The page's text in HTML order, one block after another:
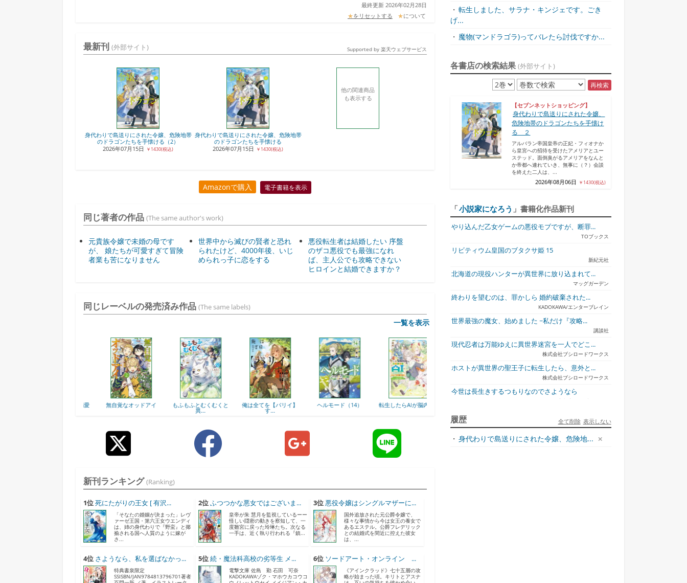
最終更新 2026年02月28日
★をリセットする ★について
最新刊 (外部サイト) Supported by 楽天ウェブサービス
身代わりで島送りにされた令嬢、危険地帯
のドラゴンたちを手懐ける（2）
2026年07月15日
￥1430(税込)
身代わりで島送りにされた令嬢、危険地帯
のドラゴンたちを手懐ける
2026年07月15日
￥1430(税込)
他の関連商品
も表示する
Amazonで購入 電子書籍を表示
同じ著者の作品 (The same author's work)
元貴族令嬢で未婚の母です
が、 娘たちが可愛すぎて冒険
者業も苦になりません
世界中から滅びの賢者と恐れ
られたけど、4000年後、いじ
められっ子に恋をする
悪役転生者は結婚したい 序盤
のザコ悪役でも最強になれ
ば、主人公でも攻略できない
ヒロインと結婚できますか？
同じレーベルの発売済み作品 (The same labels)
一覧を表示
無自覚なオッドアイ もふもふとむくむくと
異...
俺は全てを【パリイ】
す...
ヘルモード（14） 転生したらAIが脳内に...
新刊ランキング (Ranking)
1位 死にたがりの王女 [ 有沢...
「そなたの婚姻が決まった」レヴ
ァーゼ王国・第六王女ウエンディ
は、姉の身代わりで『野蛮』と揶
揄される国へ人質のように嫁が
さ...
2位 ふつつかな悪女ではございま...
皇帝が朱 慧月を監視しているーー
怪しい隠密の動きを察知して、一
度雛宮に戻った玲琳たち。次なる
一手は、近く執り行われる『鎮...
3位 悪役令嬢はシングルマザーに...
国外追放された元公爵令嬢で、
様々な事情から今は女王の養女で
あるエステル。公爵フレデリック
との結婚式を間近に控えた彼女
は、...
4位 さようなら、私を選ばなかっ...
特典書泉限定
SSISBN/JAN9784813796701著者
5位 続・魔法科高校の劣等生 メ...
電撃文庫 佐島 勤 石田 可奈
KADOKAWAゾク・マホウカコウコ
6位 ソードアート・オンライン ...
《アインクラッド》七十五層の攻
略が始まった頃。キリトとアスナ
・ 転生しました、サラナ・キンジェです。ごき
げ...
・ 魔物(マンドラゴラ)ってバレたら討伐ですか...
各書店の検索結果 (外部サイト)
再検索
【セブンネットショッピング】
身代わりで島送りにされた令嬢、
危険地帯のドラゴンたちを手懐け
る ２
アルバラン帝国皇帝の正妃・フィオナか
ら皇宮への招待を受けたアメリアとユー
ステッド。面倒臭がるアメリアをなんと
か帝都へ連れていき、無事に（？）会談
を終えた二人は、...
2026年08月06日 ￥1430(税込)
「小説家になろう 」書籍化作品新刊
やり込んだ乙女ゲームの悪役モブですが、断罪...
TOブックス
リビティウム皇国のブタクサ姫 15
新紀元社
北海道の現役ハンターが異世界に放り込まれて...
マッグガーデン
終わりを望むのは、罪かしら 婚約破棄された...
KADOKAWA/エンターブレイン
世界最強の魔女、始めました ~私だけ『攻略...
講談社
現代忍者は万能ゆえに異世界迷宮を一人でどこ...
株式会社ブシロードワークス
ホストが異世界の聖王子に転生したら、意外と...
株式会社ブシロードワークス
今世は長生きするつもりなのでさようなら
宇都宮ケーブルテレビ
ジュリとエレナの森の相談所 ~付与の力であ...
一二三書房
天才悪女は嘘を見破る2
履歴 表示しない
全て削除
・ 身代わりで島送りにされた令嬢、危険地...